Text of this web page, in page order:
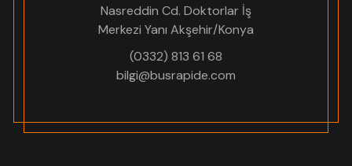
Nasreddin Cd. Doktorlar İş
Merkezi Yanı Akşehir/Konya
(0332) 813 61 68
bilgi@busrapide.com